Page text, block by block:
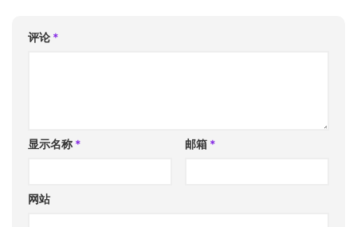
评论 *
显示名称 * 邮箱 *
网站